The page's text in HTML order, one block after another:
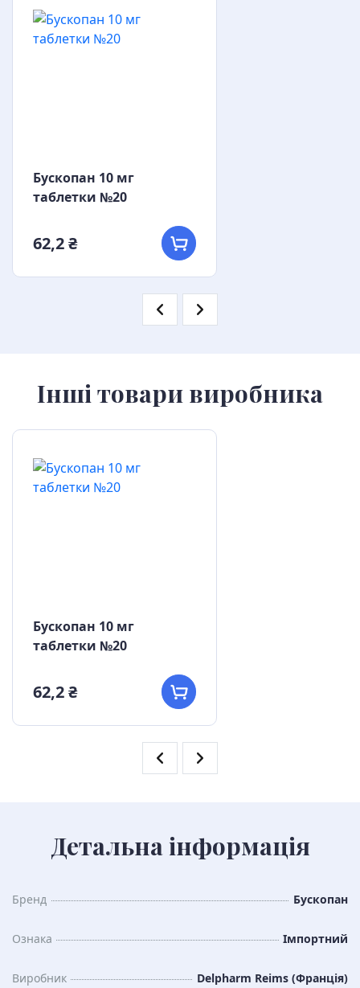
Бускопан 10 мг
таблетки №20
62,2 ₴
Інші товари виробника
Бускопан 10 мг
таблетки №20
62,2 ₴
Детальна інформація
Бренд Бускопан
Ознака Імпортний
Виробник Delpharm Reims (Франція)